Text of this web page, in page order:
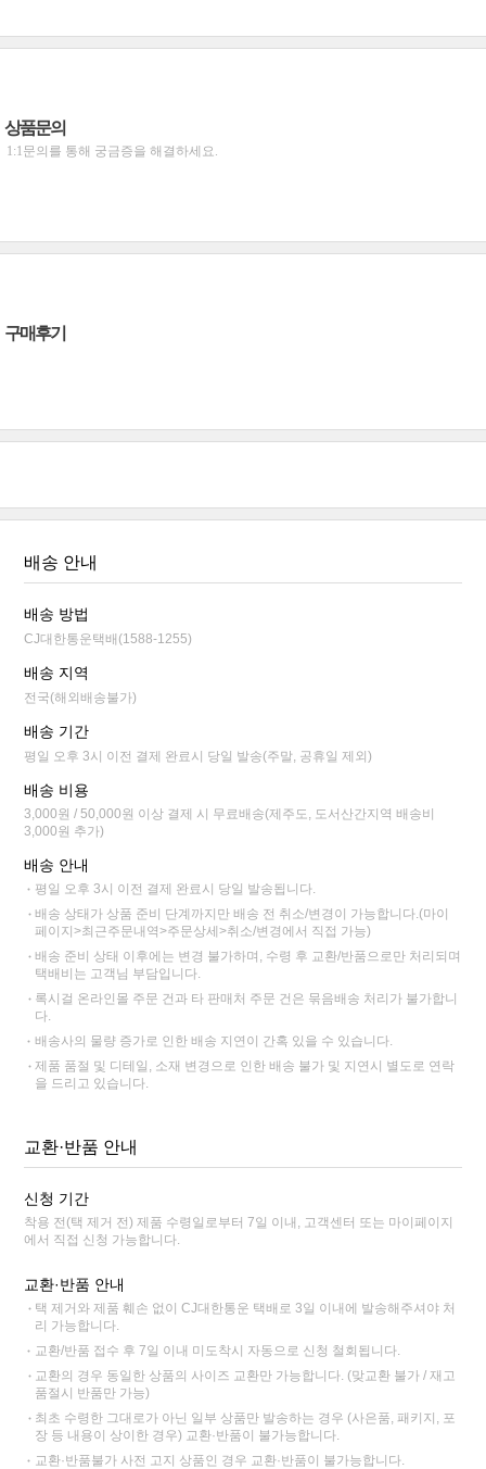
상품문의
1:1문의를 통해 궁금증을 해결하세요.
구매후기
배송 안내
배송 방법
CJ대한통운택배(1588-1255)
배송 지역
전국(해외배송불가)
배송 기간
평일 오후 3시 이전 결제 완료시 당일 발송(주말, 공휴일 제외)
배송 비용
3,000원 / 50,000원 이상 결제 시 무료배송(제주도, 도서산간지역 배송비
3,000원 추가)
배송 안내
평일 오후 3시 이전 결제 완료시 당일 발송됩니다.
배송 상태가 상품 준비 단계까지만 배송 전 취소/변경이 가능합니다.(마이
페이지>최근주문내역>주문상세>취소/변경에서 직접 가능)
배송 준비 상태 이후에는 변경 불가하며, 수령 후 교환/반품으로만 처리되며
택배비는 고객님 부담입니다.
록시걸 온라인몰 주문 건과 타 판매처 주문 건은 묶음배송 처리가 불가합니
다.
배송사의 물량 증가로 인한 배송 지연이 간혹 있을 수 있습니다.
제품 품절 및 디테일, 소재 변경으로 인한 배송 불가 및 지연시 별도로 연락
을 드리고 있습니다.
교환·반품 안내
신청 기간
착용 전(택 제거 전) 제품 수령일로부터 7일 이내, 고객센터 또는 마이페이지
에서 직접 신청 가능합니다.
교환·반품 안내
택 제거와 제품 훼손 없이 CJ대한통운 택배로 3일 이내에 발송해주셔야 처
리 가능합니다.
교환/반품 접수 후 7일 이내 미도착시 자동으로 신청 철회됩니다.
교환의 경우 동일한 상품의 사이즈 교환만 가능합니다. (맞교환 불가 / 재고
품절시 반품만 가능)
최초 수령한 그대로가 아닌 일부 상품만 발송하는 경우 (사은품, 패키지, 포
장 등 내용이 상이한 경우) 교환·반품이 불가능합니다.
교환·반품불가 사전 고지 상품인 경우 교환·반품이 불가능합니다.